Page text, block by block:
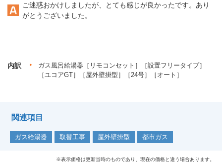
ご迷惑おかけしましたが、とても感じが良かったです。あり
がとうございました。
内訳
ガス風呂給湯器［リモコンセット］［設置フリータイプ］
［ユコアGT］［屋外壁掛型］［24号］［オート］
関連項目
ガス給湯器 取替工事 屋外壁掛型 都市ガス
※表示価格は更新当時のものであり、現在の価格と違う場合あります。